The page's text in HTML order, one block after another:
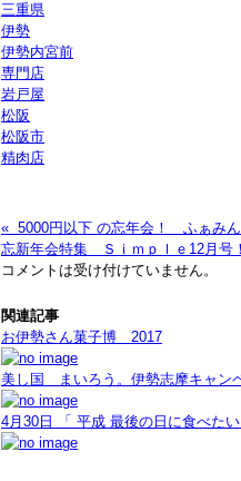
三重県
伊勢
伊勢内宮前
専門店
岩戸屋
松阪
松阪市
精肉店
« 5000円以下 の忘年会！ ふぁみ
忘新年会特集 Ｓｉｍｐｌｅ12月号
コメントは受け付けていません。
関連記事
お伊勢さん菓子博 2017
美し国 まいろう。伊勢志摩キャン
4月30日 「 平成 最後の日に食べた